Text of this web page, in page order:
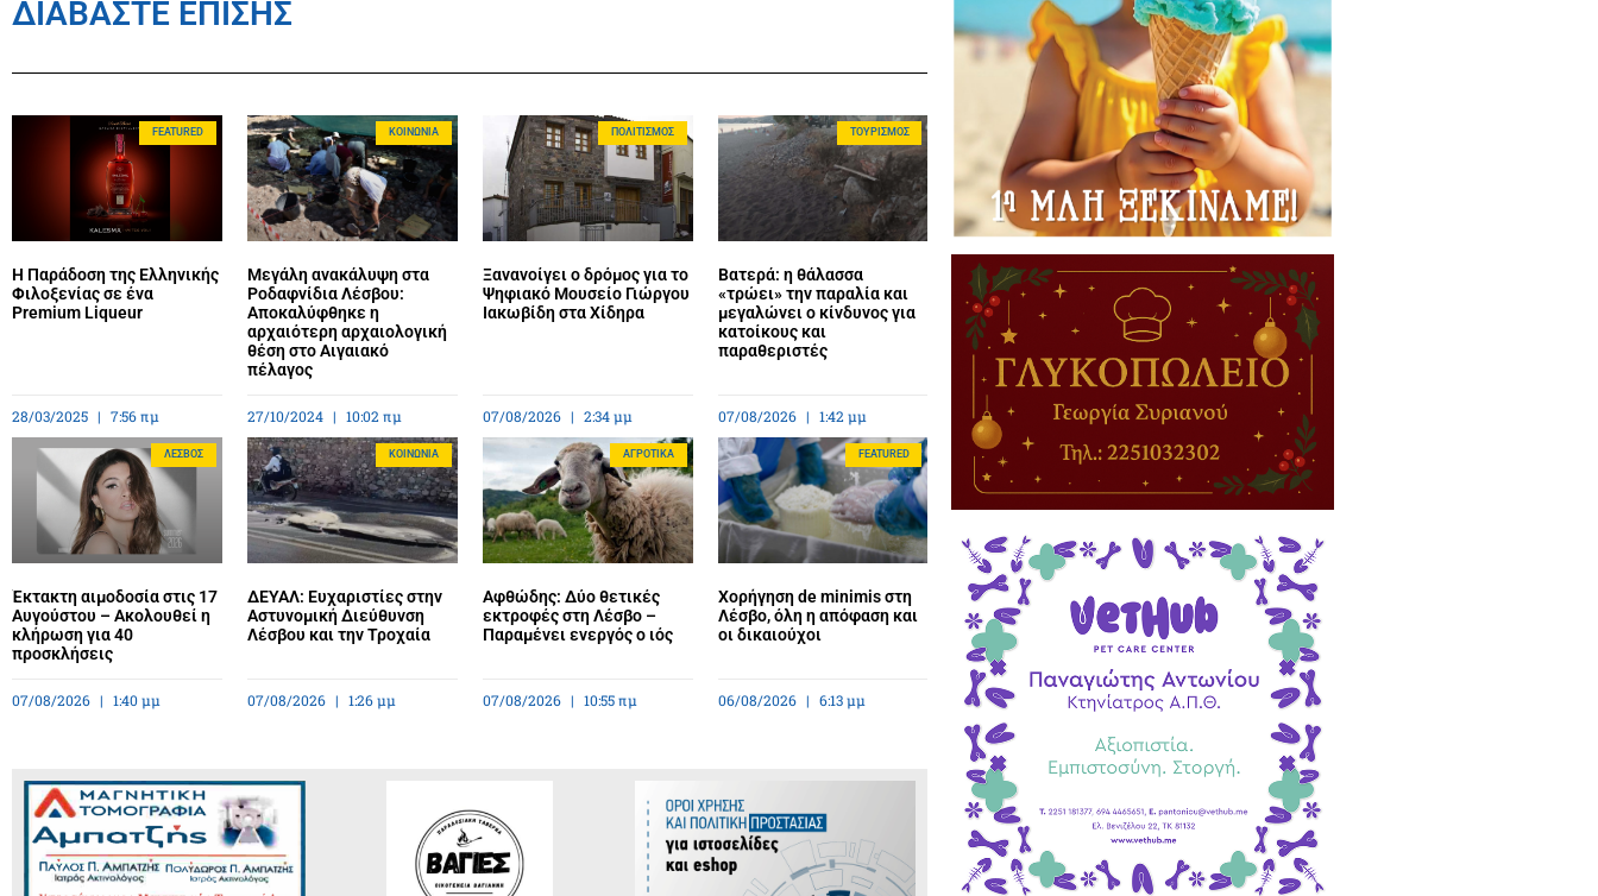
ΔΙΑΒΑΣΤΕ ΕΠΙΣΗΣ
FEATURED
Η Παράδοση της Ελληνικής
Φιλοξενίας σε ένα
Premium Liqueur
28/03/2025 7:56 πμ
ΚΟΙΝΩΝΊΑ
Μεγάλη ανακάλυψη στα
Ροδαφνίδια Λέσβου:
Αποκαλύφθηκε η
αρχαιότερη αρχαιολογική
θέση στο Αιγαιακό
πέλαγος
27/10/2024 10:02 πμ
ΠΟΛΙΤΙΣΜΌΣ
Ξανανοίγει ο δρόμος για το
Ψηφιακό Μουσείο Γιώργου
Ιακωβίδη στα Χίδηρα
07/08/2026 2:34 μμ
ΤΟΥΡΙΣΜΌΣ
Βατερά: η θάλασσα
«τρώει» την παραλία και
μεγαλώνει ο κίνδυνος για
κατοίκους και
παραθεριστές
07/08/2026 1:42 μμ
ΛΈΣΒΟΣ
Έκτακτη αιμοδοσία στις 17
Αυγούστου – Ακολουθεί η
κλήρωση για 40
προσκλήσεις
07/08/2026 1:40 μμ
ΚΟΙΝΩΝΊΑ
ΔΕΥΑΛ: Ευχαριστίες στην
Αστυνομική Διεύθυνση
Λέσβου και την Τροχαία
07/08/2026 1:26 μμ
ΑΓΡΟΤΙΚΆ
Αφθώδης: Δύο θετικές
εκτροφές στη Λέσβο –
Παραμένει ενεργός ο ιός
07/08/2026 10:55 πμ
FEATURED
Χορήγηση de minimis στη
Λέσβο, όλη η απόφαση και
οι δικαιούχοι
06/08/2026 6:13 μμ